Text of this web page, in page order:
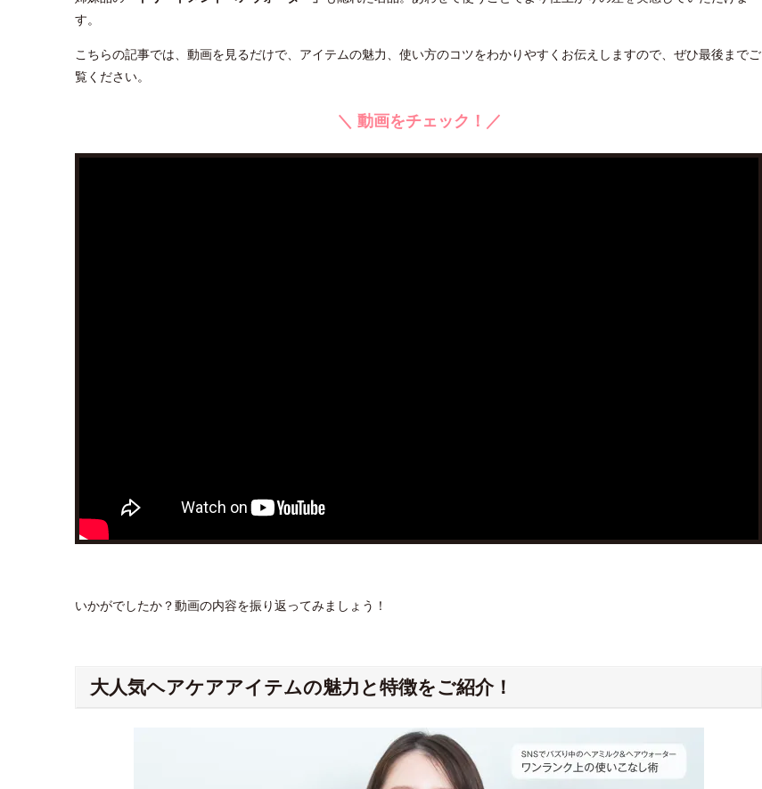
す。
こちらの記事では、動画を見るだけで、アイテムの魅力、使い方のコツをわかりやすくお伝えしますので、ぜひ最後までご
覧ください。
＼ 動画をチェック！／
いかがでしたか？動画の内容を振り返ってみましょう！
大人気ヘアケアアイテムの魅力と特徴をご紹介！